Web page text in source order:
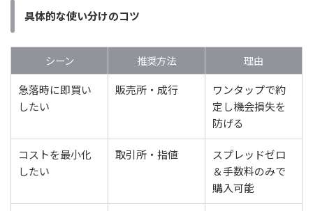
具体的な使い分けのコツ
シーン 推奨方法
理由
急落時に即買い
したい
販売所・成行
ワンタップで約
定し機会損失を
防げる
コストを最小化
したい
取引所・指値
スプレッドゼロ
＆手数料のみで
購入可能